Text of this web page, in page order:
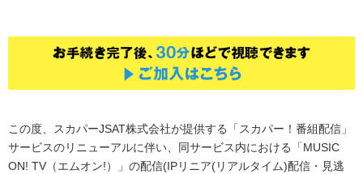
この度、スカパーJSAT株式会社が提供する「スカパー！番組配信」
サービスのリニューアルに伴い、同サービス内における「MUSIC
ON! TV（エムオン!）」の配信(IPリニア(リアルタイム)配信・見逃